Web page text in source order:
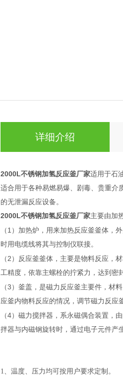
详细介绍
2000L不锈钢加氢反应釜厂家适用于石
适合用于各种易燃易爆、剧毒、贵重介
的无泄漏反应设备。
2000L不锈钢加氢反应釜厂家主要由加
（ 1 ）加热炉，用来加热反应釜釜体，
时用电缆线将其与控制仪联接。
（ 2 ）反应釜釜体，主要是物料反应，
工精度，依靠主螺栓的拧紧力，达到密
（3 ）釜盖，是磁力反应釜主要件，材
应釜内物料反应的情况，调节磁力反应
（4）磁力搅拌器，系永磁偶合装置，
拌器与内磁钢旋转时，通过电子元件产
1、 温度、压力均可按用户要求定制。